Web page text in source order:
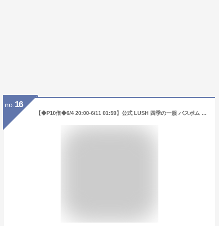
no. 16
【◆P10倍◆6/4 20:00-6/11 01:59】公式 LUSH 四季の一服 バスボム 入浴剤 セット ギフト 詰め合わせ 12個入 ハンドメイド 自然派 プレゼント 高級 お返し お祝い かわいい おしゃれ ハンドメイド ラッシュ